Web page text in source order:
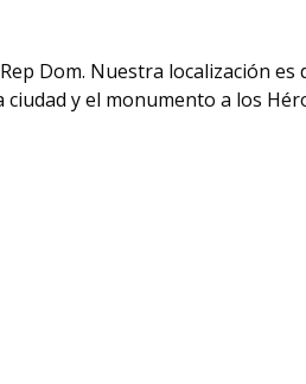
Dom. Nuestra localización es
y el monumento a los